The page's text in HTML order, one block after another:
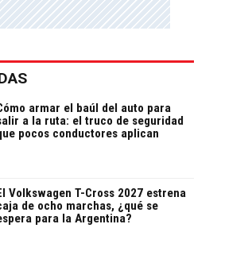
armar el baúl del auto para
a la ruta: el truco de seguridad
pocos conductores aplican
Volkswagen T-Cross 2027 estrena
de ocho marchas, ¿qué se
para la Argentina?